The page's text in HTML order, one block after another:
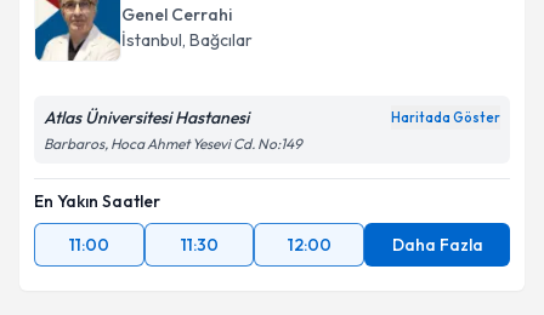
Genel Cerrahi
İstanbul, Bağcılar
Atlas Üniversitesi Hastanesi Haritada Göster
Barbaros, Hoca Ahmet Yesevi Cd. No:149
En Yakın Saatler
11:00
11:30 12:00 Daha Fazla